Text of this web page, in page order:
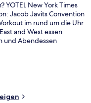
YOTEL New York Times
Jacob Javits Convention
im rund um die Uhr
and West essen
und Abendessen
Terrasse. Andere
zu den öffentlichen
St. - Port Authority Bus
34th Street–Hudson